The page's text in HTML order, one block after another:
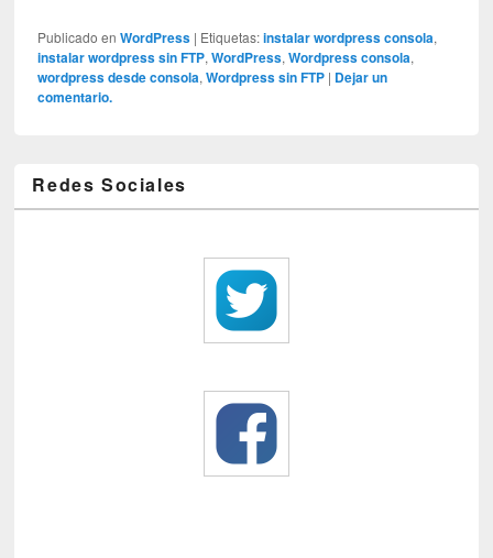
Publicado en WordPress | Etiquetas: instalar wordpress consola,
instalar wordpress sin FTP,WordPress,Wordpress consola,
wordpress desde consola,Wordpress sin FTP | Dejar un
comentario.
Redes Sociales